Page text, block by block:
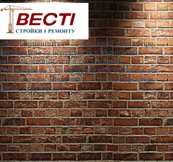
«Весті будівництва» — галузевий портал про
будівництво та нерухомість в Україні. Ми
пишемо новини галузі та стежимо за
середовищем, у якому працюють будівельники
й девелопери. Наша мета — бути в курсі змін
ринку нерухомості.